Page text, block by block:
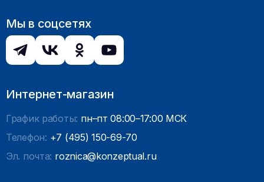
Мы в соцсетях
Интернет-магазин
График работы: пн–пт 08:00–17:00 МСК
Телефон: +7 (495) 150-69-70
Эл. почта: roznica@konzeptual.ru